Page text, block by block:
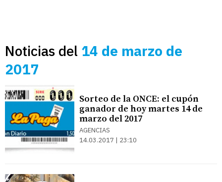
Noticias del 14 de marzo de
2017
Sorteo de la ONCE: el cupón
ganador de hoy martes 14 de
marzo del 2017
AGENCIAS
14.03.2017 | 23:10